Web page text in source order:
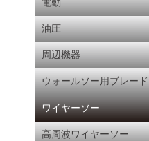
電動
油圧
周辺機器
ウォールソー用ブレード
ワイヤーソー
高周波ワイヤーソー